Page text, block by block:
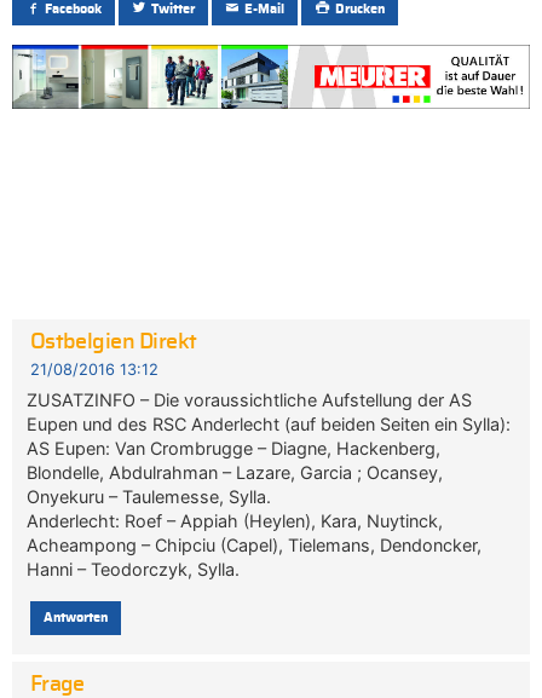
Facebook Twitter E-Mail Drucken
Ostbelgien Direkt
21/08/2016 13:12
ZUSATZINFO – Die voraussichtliche Aufstellung der AS
Eupen und des RSC Anderlecht (auf beiden Seiten ein Sylla):
AS Eupen: Van Crombrugge – Diagne, Hackenberg,
Blondelle, Abdulrahman – Lazare, Garcia ; Ocansey,
Onyekuru – Taulemesse, Sylla.
Anderlecht: Roef – Appiah (Heylen), Kara, Nuytinck,
Acheampong – Chipciu (Capel), Tielemans, Dendoncker,
Hanni – Teodorczyk, Sylla.
Antworten
Frage